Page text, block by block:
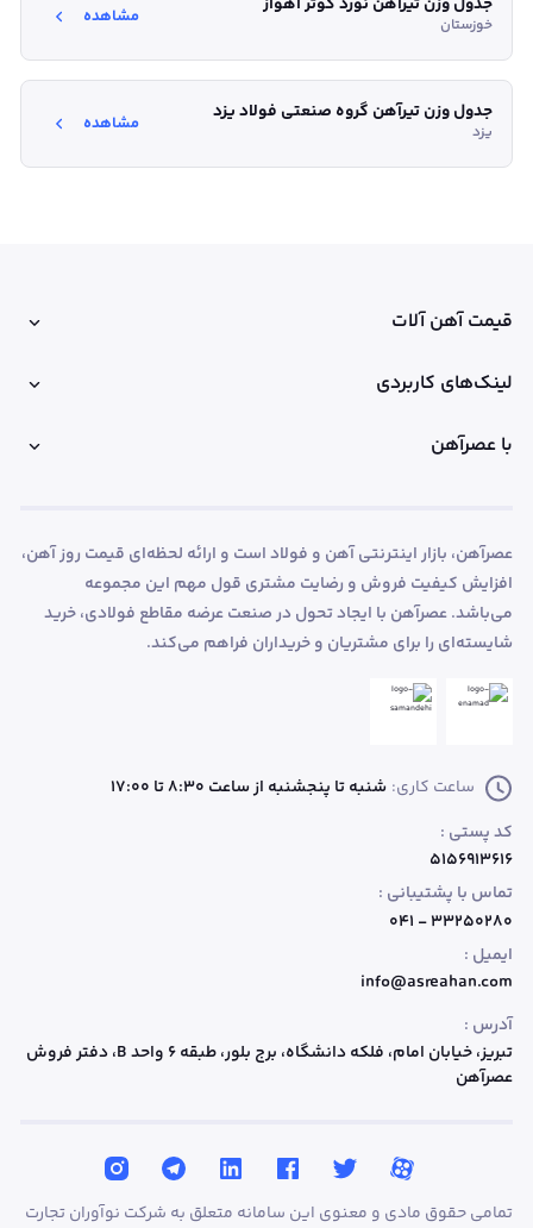
خوزستان مشاهده
جدول وزن تیر‌آهن گروه صنعتی فولاد یزد
یزد مشاهده
قیمت آهن آلات
لینک‌های کاربردی
با عصرآهن
عصرآهن، بازار اینترنتی آهن و فولاد است و ارائه لحظه‌ای قیمت روز آهن،
افزایش کیفیت فروش و رضایت مشتری قول مهم این مجموعه
می‌باشد. عصرآهن با ایجاد تحول در صنعت عرضه مقاطع فولادی، خرید
شایسته‌ای را برای مشتریان و خریداران فراهم می‌کند.
ساعت کاری: شنبه تا پنجشنبه از ساعت 8:30 تا 17:00
کد پستی :
۵۱۵۶۹۱۳۶۱۶
تماس با پشتیبانی :
۳۳۲۵۰۲۸۰ - ۰۴۱
ایمیل :
info@asreahan.com
آدرس :
تبریز، خیابان امام، فلکه دانشگاه، برج بلور، طبقه ۶ واحد B
، دفتر فروش
عصرآهن
تمامی حقوق مادی و معنوی این سامانه متعلق به شرکت نوآوران تجارت